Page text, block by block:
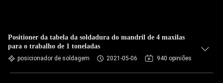
Positioner da tabela da soldadura do mandril de 4 maxilas
para o trabalho de 1 toneladas
posicionador de soldagem 2021-05-06 940 opiniões